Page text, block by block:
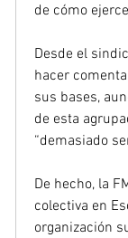
de cómo
Desde el
hacer
sus bases,
de esta
“demasiado
De hecho, la
colectiva en
organización